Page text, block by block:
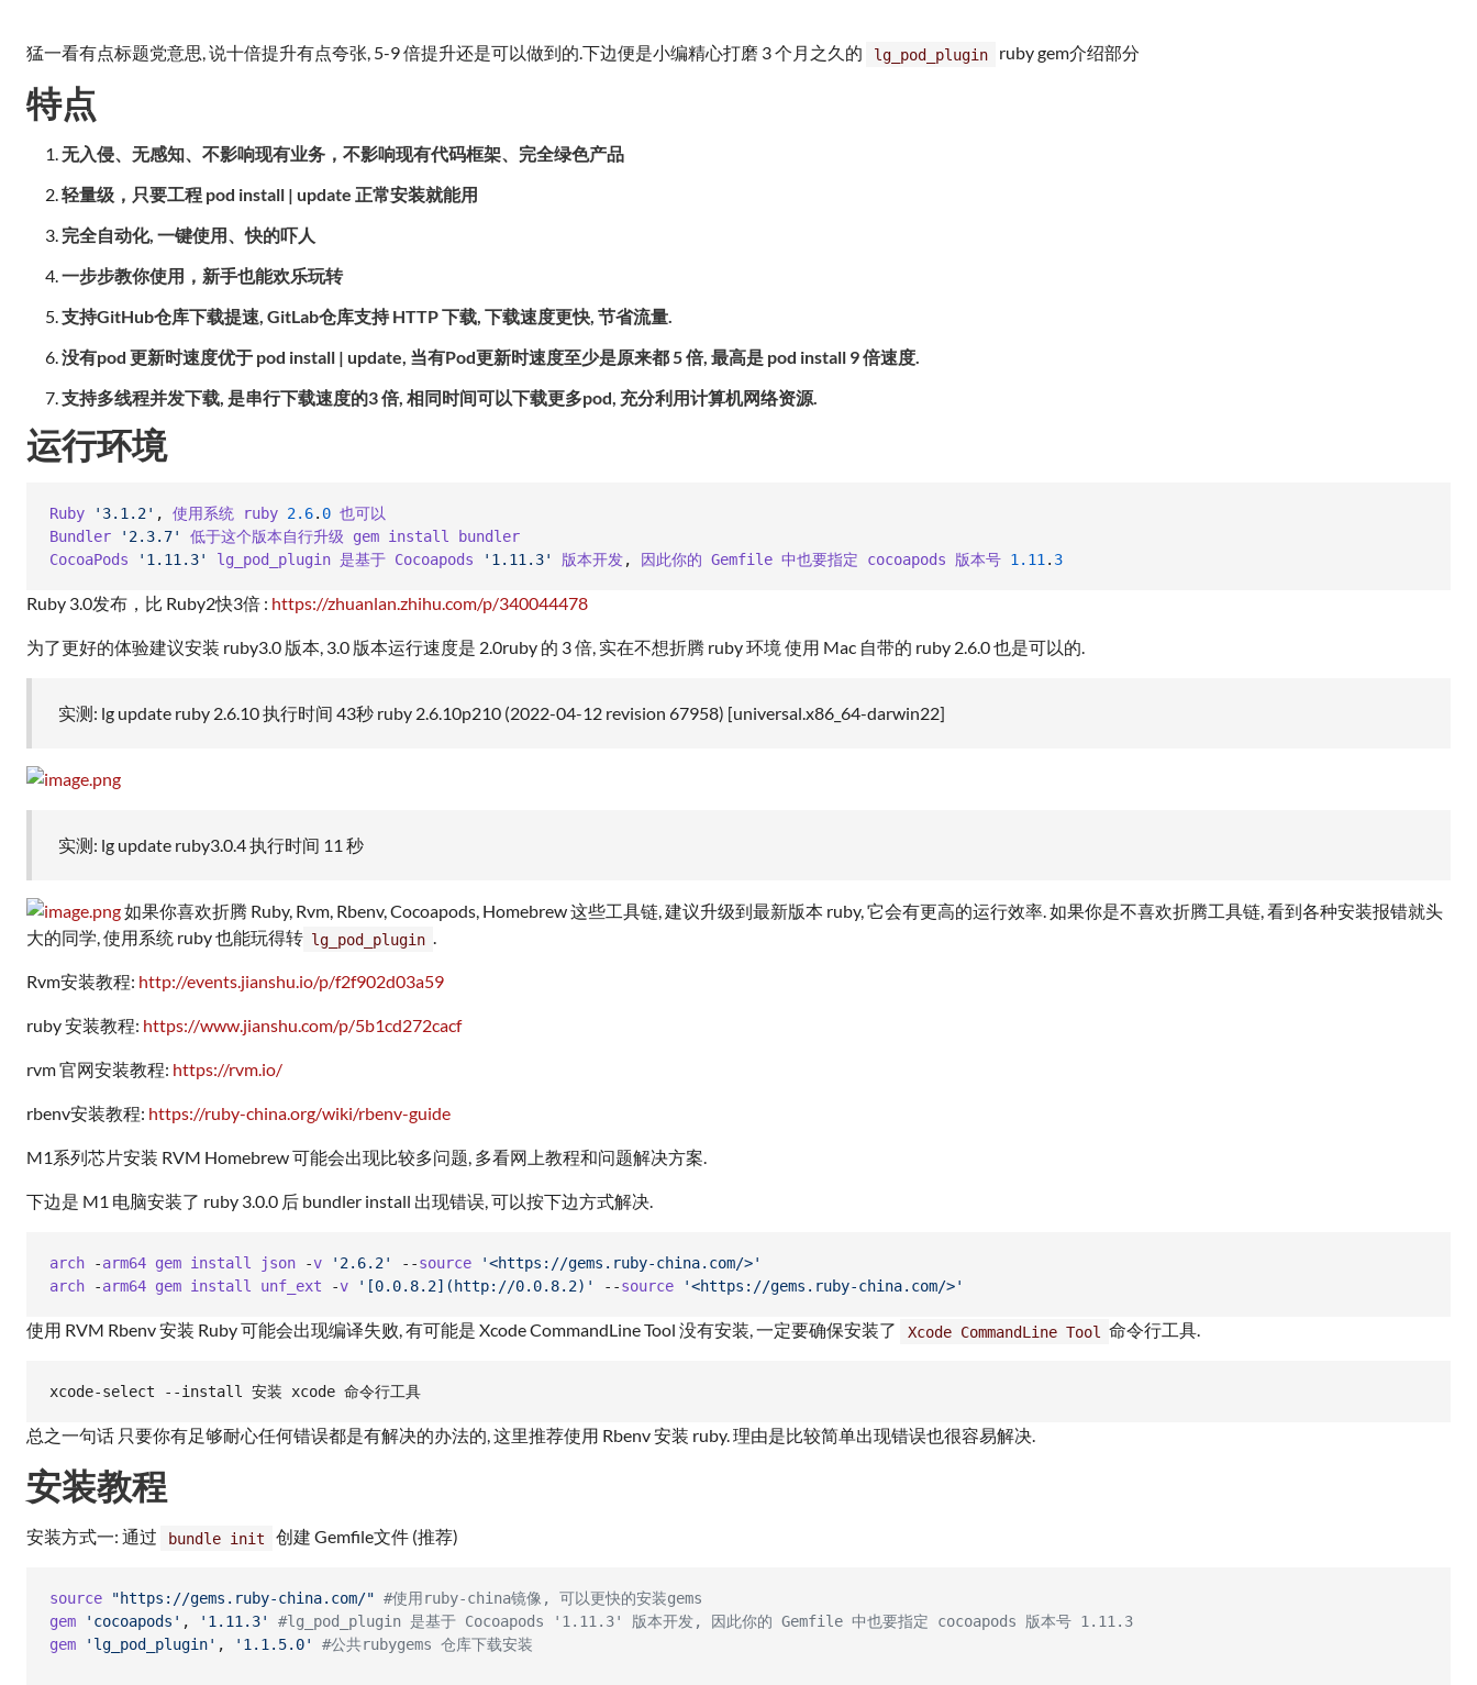
猛一看有点标题党意思, 说十倍提升有点夸张, 5-9 倍提升还是可以做到的.下边便是小编精心打磨 3 个月之久的 lg_pod_plugin ruby gem介绍部分
特点
无入侵、无感知、不影响现有业务，不影响现有代码框架、完全绿色产品
轻量级，只要工程 pod install | update 正常安装就能用
完全自动化, 一键使用、快的吓人
一步步教你使用，新手也能欢乐玩转
支持GitHub仓库下载提速, GitLab仓库支持 HTTP 下载, 下载速度更快, 节省流量.
没有pod 更新时速度优于 pod install | update, 当有Pod更新时速度至少是原来都 5 倍, 最高是 pod install 9 倍速度.
支持多线程并发下载, 是串行下载速度的3 倍, 相同时间可以下载更多pod, 充分利用计算机网络资源.
运行环境
Ruby '3.1.2' , 使用系统 ruby 2.6. 0 也可以
Bundler
'2.3.7' 低于这个版本自行升级 gem install
bundler
CocoaPods
'1.11.3' lg_pod_plugin 是基于 Cocoapods '1.11.3' 版本开发, 因此你的 Gemfile 中也要指定 cocoapods 版本号 1.11 . 3
Ruby 3.0发布，比 Ruby2快3倍 : https://zhuanlan.zhihu.com/p/340044478
为了更好的体验建议安装 ruby3.0 版本, 3.0 版本运行速度是 2.0ruby 的 3 倍, 实在不想折腾 ruby 环境 使用 Mac 自带的 ruby 2.6.0 也是可以的.
实测: lg update ruby 2.6.10 执行时间 43秒 ruby 2.6.10p210 (2022-04-12 revision 67958) [universal.x86_64-darwin22]
实测: lg update ruby3.0.4 执行时间 11 秒
如果你喜欢折腾 Ruby, Rvm, Rbenv, Cocoapods, Homebrew 这些工具链, 建议升级到最新版本 ruby, 它会有更高的运行效率. 如果你是不喜欢折腾工具链, 看到各种安装报错就头
大的同学, 使用系统 ruby 也能玩得转 lg_pod_plugin .
Rvm安装教程: http://events.jianshu.io/p/f2f902d03a59
ruby 安装教程: https://www.jianshu.com/p/5b1cd272cacf
rvm 官网安装教程: https://rvm.io/
rbenv安装教程: https://ruby-china.org/wiki/rbenv-guide
M1系列芯片安装 RVM Homebrew 可能会出现比较多问题, 多看网上教程和问题解决方案.
下边是 M1 电脑安装了 ruby 3.0.0 后 bundler install 出现错误, 可以按下边方式解决.
arch -arm64 gem install json -v '2.6.2' --source
'<https://gems.ruby-china.com/>'
arch -arm64 gem install unf_ext -v '[0.0.8.2](http://0.0.8.2)' --source '<https://gems.ruby-china.com/>'
使用 RVM Rbenv 安装 Ruby 可能会出现编译失败, 有可能是 Xcode CommandLine Tool 没有安装, 一定要确保安装了 Xcode CommandLine Tool 命令行工具.
xcode-select --install 安装 xcode 命令行工具
总之一句话 只要你有足够耐心任何错误都是有解决的办法的, 这里推荐使用 Rbenv 安装 ruby. 理由是比较简单出现错误也很容易解决.
安装教程
安装方式一: 通过 bundle init 创建 Gemfile文件 (推荐)
source "https://gems.ruby-china.com/" #使用ruby-china镜像, 可以更快的安装gems
gem
'cocoapods' , '1.11.3'
#lg_pod_plugin 是基于 Cocoapods '1.11.3' 版本开发, 因此你的 Gemfile 中也要指定 cocoapods 版本号 1.11.3
gem
'lg_pod_plugin' , '1.1.5.0' #公共rubygems 仓库下载安装